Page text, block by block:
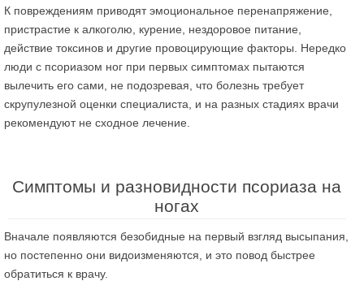
К повреждениям приводят эмоциональное перенапряжение,
пристрастие к алкоголю, курение, нездоровое питание,
действие токсинов и другие провоцирующие факторы. Нередко
люди с псориазом ног при первых симптомах пытаются
вылечить его сами, не подозревая, что болезнь требует
скрупулезной оценки специалиста, и на разных стадиях врачи
рекомендуют не сходное лечение.
Симптомы и разновидности псориаза на
ногах
Вначале появляются безобидные на первый взгляд высыпания,
но постепенно они видоизменяются, и это повод быстрее
обратиться к врачу.